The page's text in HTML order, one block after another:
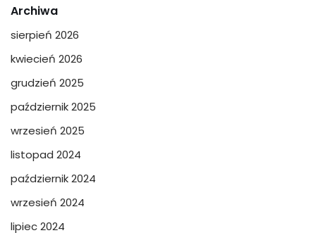
Archiwa
sierpień 2026
kwiecień 2026
grudzień 2025
październik 2025
wrzesień 2025
listopad 2024
październik 2024
wrzesień 2024
lipiec 2024